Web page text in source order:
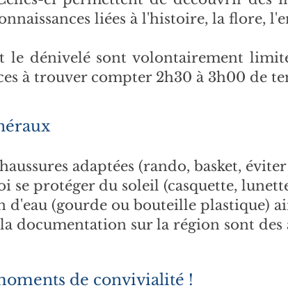
liées à l'histoire, la flore,
le dénivelé sont volontairement
à trouver compter 2h30 à 3h00 de
adaptées (rando, basket,
se protéger du soleil (casquette,
d'eau (gourde ou bouteille plastique)
documentation sur la région sont
de convivialité !